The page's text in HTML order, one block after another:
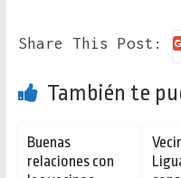
Share This Post:
También te
Buenas
relaciones con